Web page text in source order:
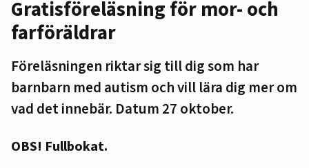
Gratisföreläsning för mor- och
farföräldrar
Föreläsningen riktar sig till dig som har
barnbarn med autism och vill lära dig mer om
vad det innebär. Datum 27 oktober.
OBS! Fullbokat.